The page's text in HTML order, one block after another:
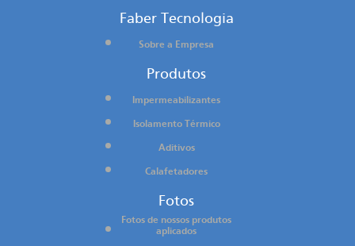
Faber Tecnologia
Sobre a Empresa
Produtos
Impermeabilizantes
Isolamento Térmico
Aditivos
Calafetadores
Fotos
Fotos de nossos produtos
aplicados